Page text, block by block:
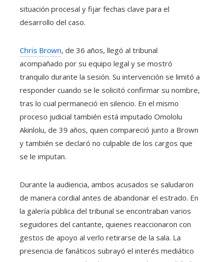
situación procesal y fijar fechas clave para el
desarrollo del caso.
Chris Brown, de 36 años, llegó al tribunal
acompañado por su equipo legal y se mostró
tranquilo durante la sesión. Su intervención se limitó a
responder cuando se le solicitó confirmar su nombre,
tras lo cual permaneció en silencio. En el mismo
proceso judicial también está imputado Omololu
Akinlolu, de 39 años, quien compareció junto a Brown
y también se declaró no culpable de los cargos que
se le imputan.
Durante la audiencia, ambos acusados se saludaron
de manera cordial antes de abandonar el estrado. En
la galería pública del tribunal se encontraban varios
seguidores del cantante, quienes reaccionaron con
gestos de apoyo al verlo retirarse de la sala. La
presencia de fanáticos subrayó el interés mediático